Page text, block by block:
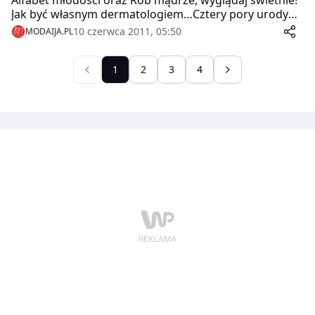
Jak być własnym dermatologiem…Cztery pory urody…
Zapoznaj się z poradami ekspertów!
MODAIJA.PL10 czerwca 2011, 05:50
1 2 3 4